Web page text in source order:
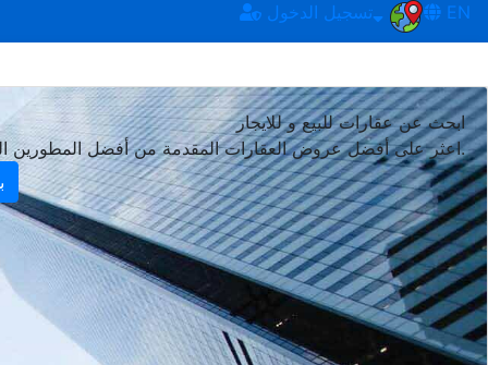
تسجيل الدخول EN
ابحث عن عقارات للبيع و للايجار
اعثر على أفضل عروض العقارات المقدمة من أفضل المطورين العقاريين في عدة بلدان.